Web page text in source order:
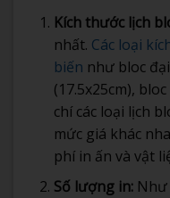
Kích thước lịch
nhất. Các loại
biến như bloc
(17.5x25cm),
chí các loại lịch
mức giá khác
phí in ấn và vật
Số lượng in:Như